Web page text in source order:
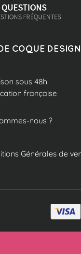
COQUE DESIGN
sous 48h
française
nous ?
Générales de